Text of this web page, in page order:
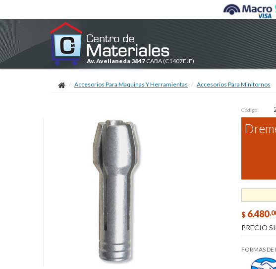
Av. Avellaneda 3847 CABA(C1407EJF)
Accesorios Para Maquinas Y Herramientas Accesorios Para Minitornos
Código:
$ 6.480
PRECIO
FORMAS DE